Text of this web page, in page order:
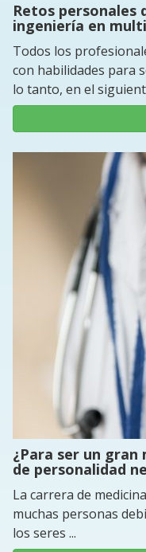
Retos personales
ingeniería en
Todos los
con habilidades para
lo tanto, en el
¿Para ser un
de personalidad
La carrera de
muchas personas
los seres ...